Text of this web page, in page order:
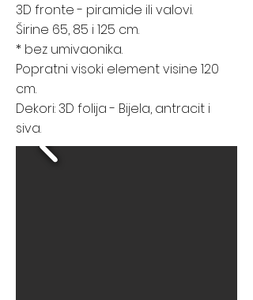
3D fronte - piramide ili valovi.
Širine 65, 85 i 125 cm.
* bez umivaonika.
Popratni visoki element visine 120
cm.
Dekori: 3D folija - Bijela, antracit i
siva.